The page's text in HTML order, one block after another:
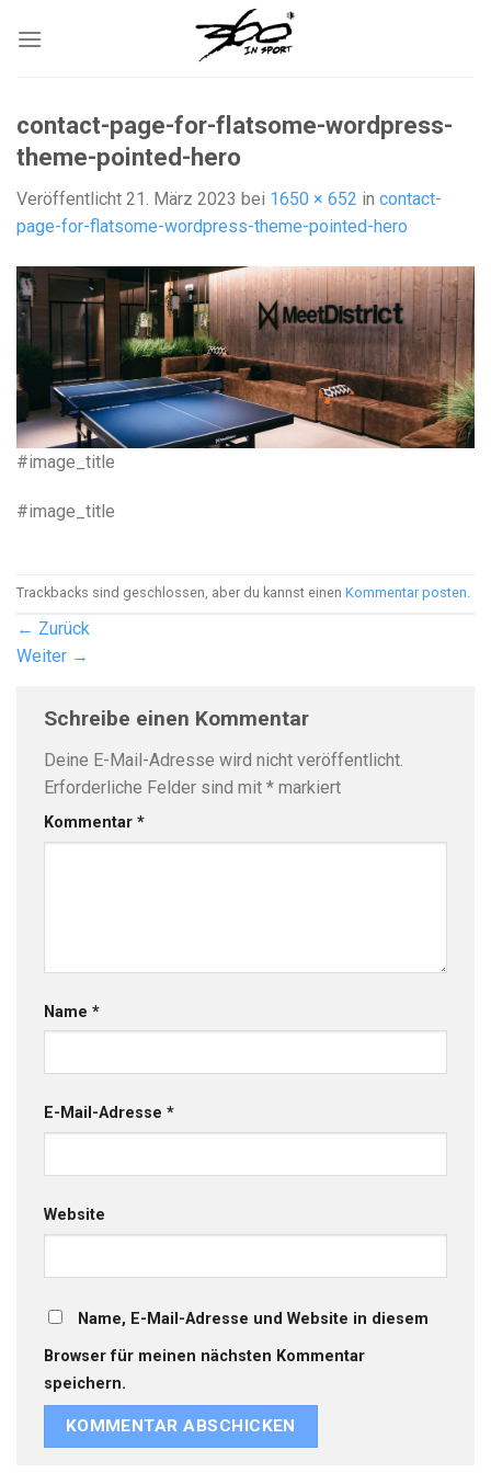
Inhalt
contact-page-for-flatsome-wordpress-
theme-pointed-hero
Veröffentlicht 21. März 2023 bei 1650 × 652 in contact-
page-for-flatsome-wordpress-theme-pointed-hero
#image_title
#image_title
Trackbacks sind geschlossen, aber du kannst einen Kommentar posten.
← Zurück
Weiter →
Schreibe einen Kommentar
Deine E-Mail-Adresse wird nicht veröffentlicht.
Erforderliche Felder sind mit * markiert
Kommentar *
Name *
E-Mail-Adresse *
Website
Name, E-Mail-Adresse und Website in diesem
Browser für meinen nächsten Kommentar
speichern.